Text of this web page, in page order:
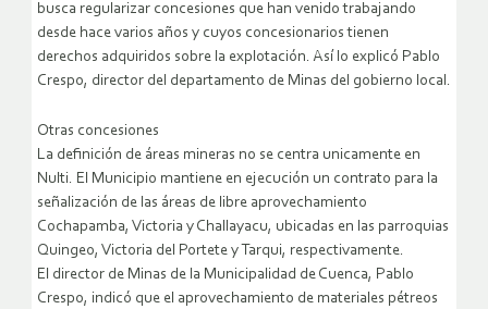
busca regularizar concesiones que han venido trabajando
desde hace varios años y cuyos concesionarios tienen
derechos adquiridos sobre la explotación. Así lo explicó Pablo
Crespo, director del departamento de Minas del gobierno local.
Otras concesiones
La definición de áreas mineras no se centra unicamente en
Nulti. El Municipio mantiene en ejecución un contrato para la
señalización de las áreas de libre aprovechamiento
Cochapamba, Victoria y Challayacu, ubicadas en las parroquias
Quingeo, Victoria del Portete y Tarqui, respectivamente.
El director de Minas de la Municipalidad de Cuenca, Pablo
Crespo, indicó que el aprovechamiento de materiales pétreos